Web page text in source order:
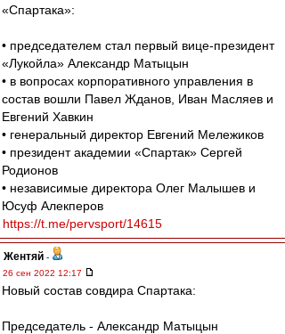
«Спартака»:
• председателем стал первый вице-президент
«Лукойла» Александр Матыцын
• в вопросах корпоративного управления в
состав вошли Павел Жданов, Иван Масляев и
Евгений Хавкин
• генеральный директор Евгений Мележиков
• президент академии «Спартак» Сергей
Родионов
• независимые директора Олег Малышев и
Юсуф Алекперов
https://t.me/pervsport/14615
Жентяй -
26 сен 2022 12:17
Новый состав совдира Спартака:
Председатель - Александр Матыцын